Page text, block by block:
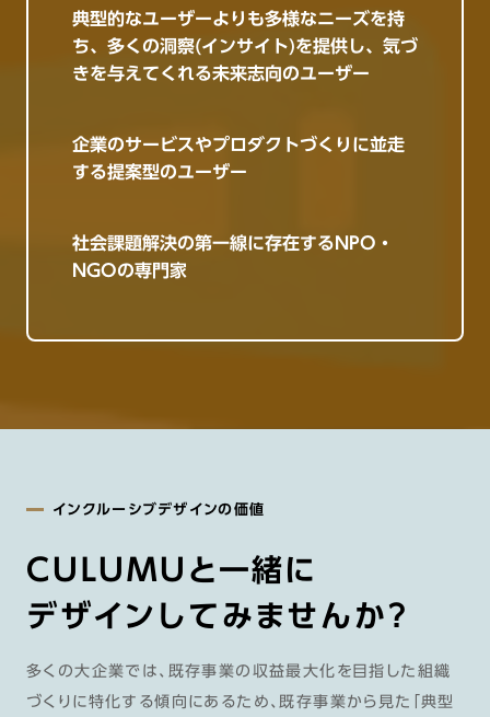
典型的なユーザーよりも多様なニーズを持
ち、多くの洞察(インサイト)を提供し、気づ
きを与えてくれる未来志向のユーザー
企業のサービスやプロダクトづくりに並走
する提案型のユーザー
社会課題解決の第一線に存在するNPO・
NGOの専門家
インクルーシブデザインの価値
CULUMUと一緒に
デザインしてみませんか？
多くの大企業では、既存事業の収益最大化を目指した組織
づくりに特化する傾向にあるため、既存事業から見た「典型